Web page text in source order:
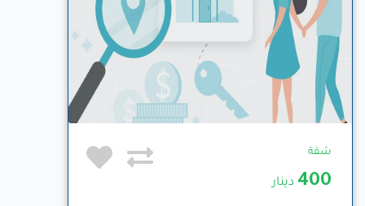
شقة
400 دينار